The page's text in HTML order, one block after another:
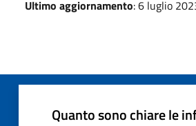
Ultimo aggiornamento: 6 luglio
Quanto sono chiare le